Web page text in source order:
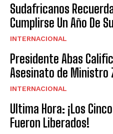
Sudafricanos
Cumplirse Un Año De
INTERNACIONAL
Presidente Abas
Asesinato de Ministro
INTERNACIONAL
Ultima Hora: ¡Los
Fueron Liberados!